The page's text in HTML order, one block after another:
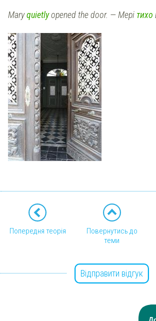
Maryquietlyopened the door. — Мері тихо
Попередня теорія
Повернутись до
теми
Відправити відгук